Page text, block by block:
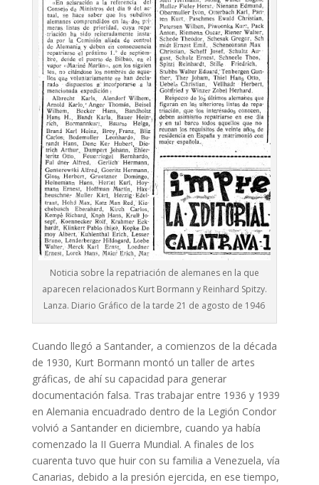
Noticia sobre la repatriación de alemanes en la que
aparecen relacionados Kurt Bormann y Reinhard Spitzy.
Lanza. Diario Gráfico de la tarde 21 de agosto de 1946
Cuando llegó a Santander, a comienzos de la década
de 1930, Kurt Bormann montó un taller de artes
gráficas, de ahí su capacidad para generar
documentación falsa. Tras trabajar entre 1936 y 1939
en Alemania encuadrado dentro de la Legión Condor
volvió a Santander en diciembre, cuando ya había
comenzado la II Guerra Mundial. A finales de los
cuarenta tuvo que huir con su familia a Venezuela, vía
Canarias, debido a la presión ejercida, en ese tiempo,